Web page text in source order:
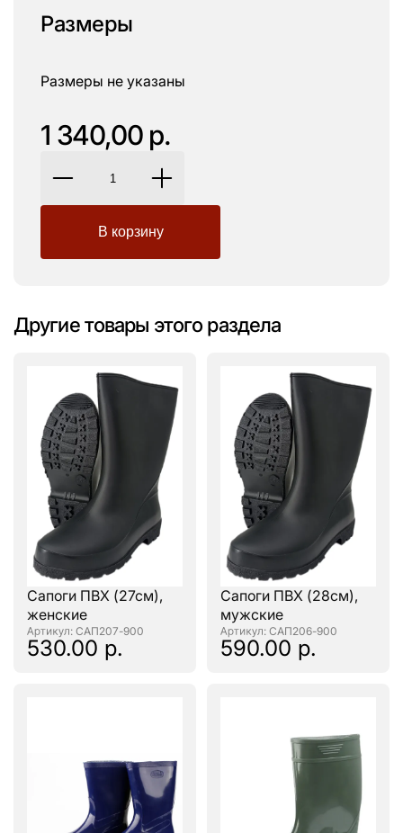
Размеры
Размеры не указаны
1 340,00 р.
Другие товары этого раздела
Сапоги ПВХ (27см),
женские
: САП207-900
530.00 р.
Сапоги ПВХ (28см),
мужские
: САП206-900
590.00 р.